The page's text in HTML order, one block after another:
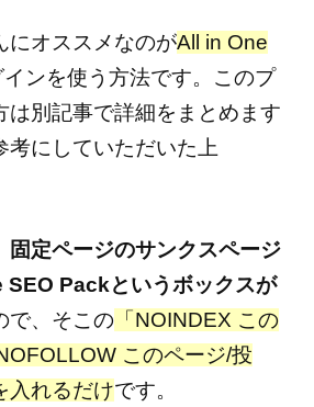
にオススメなのがAll in One
インを使う方法です。このプ
は別記事で詳細をまとめます
考にしていただいた上
固定ページのサンクスページ
Packというボックスが
で、そこの「NOINDEX この
このページ/投
入れるだけです。